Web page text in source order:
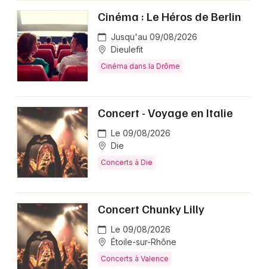
Cinéma : Le Héros de Berlin
Jusqu'au 09/08/2026
Dieulefit
Cinéma dans la Drôme
Concert - Voyage en Italie
Le 09/08/2026
Die
Concerts à Die
Concert Chunky Lilly
Le 09/08/2026
Étoile-sur-Rhône
Concerts à Valence